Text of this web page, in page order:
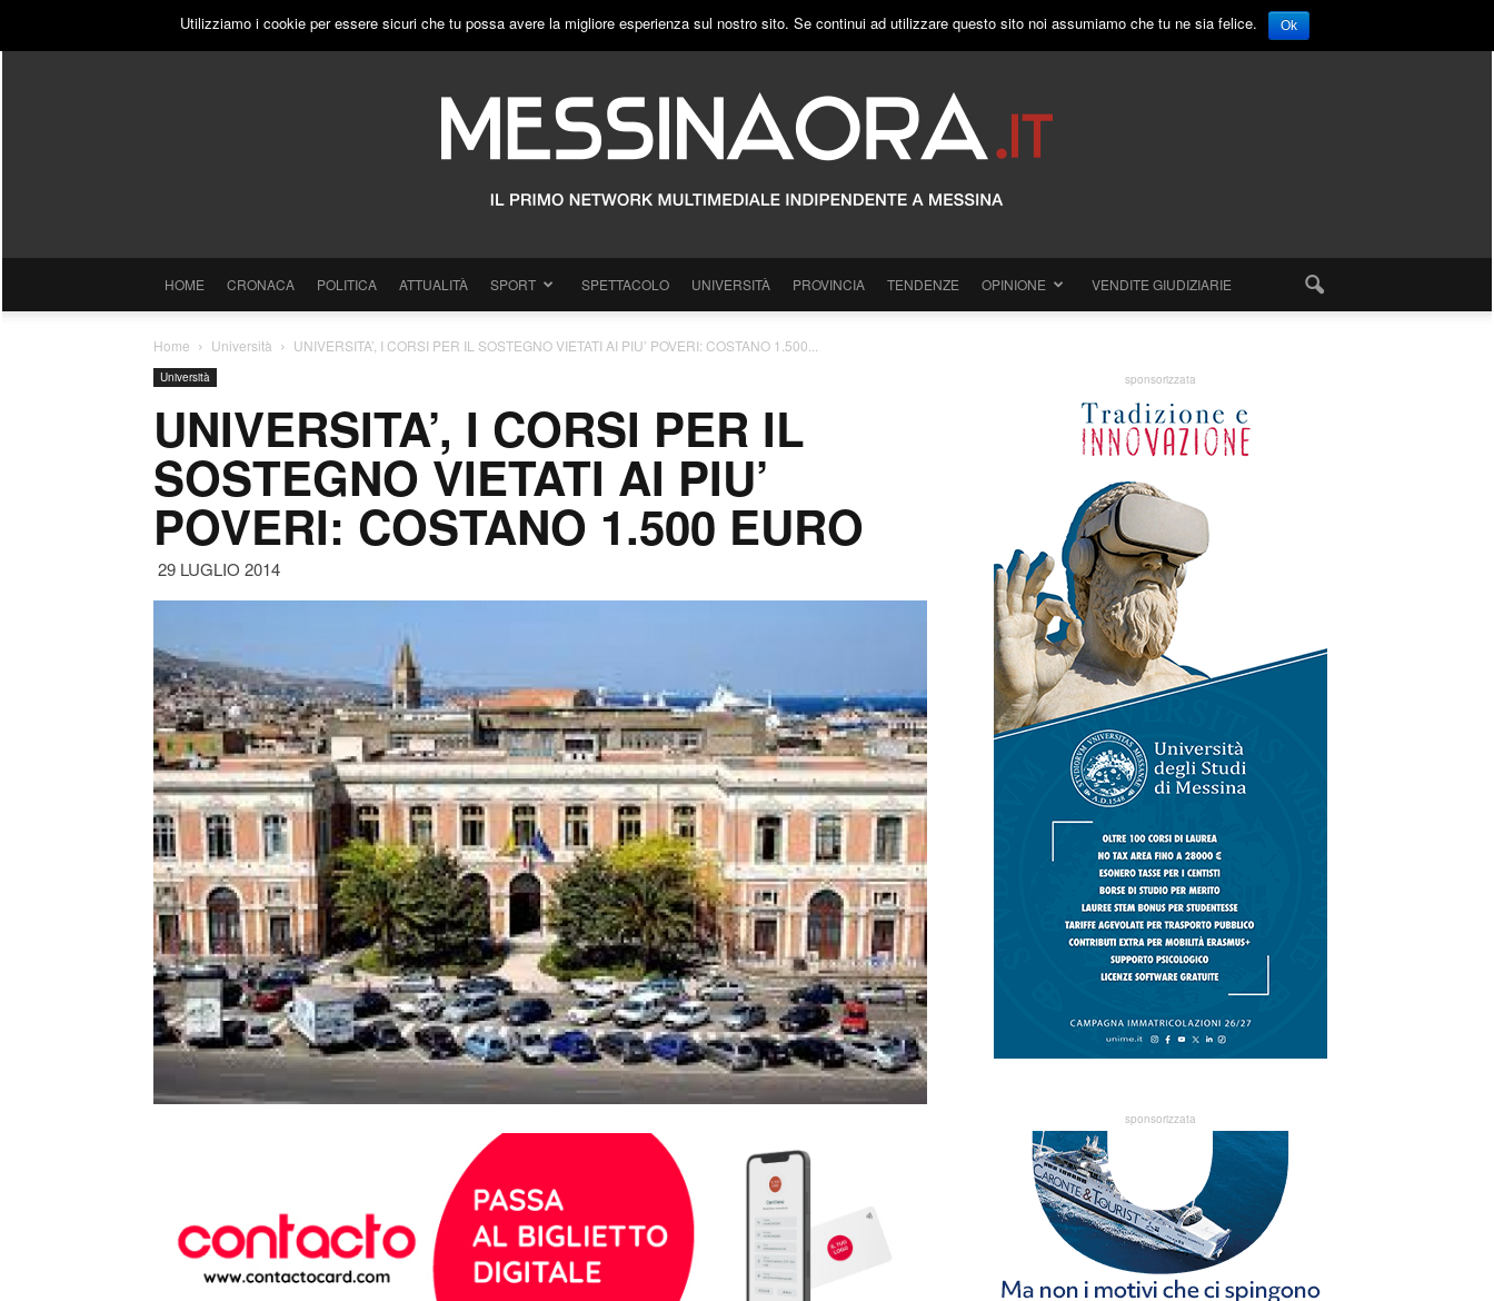
VENERDÌ, 7 AGOSTO 2026 PUBBLICITÀ
HOME CRONACA POLITICA ATTUALITÀ SPORT SPETTACOLO UNIVERSITÀ PROVINCIA TENDENZE OPINIONE VENDITE GIUDIZIARIE
Home Università UNIVERSITA’, I CORSI PER IL SOSTEGNO VIETATI AI PIU’ POVERI: COSTANO 1.500...
Università
UNIVERSITA’, I CORSI PER IL
SOSTEGNO VIETATI AI PIU’
POVERI: COSTANO 1.500 EURO
29 LUGLIO 2014
sponsorizzata
sponsorizzata
Utilizziamo i cookie per essere sicuri che tu possa avere la migliore esperienza sul nostro sito. Se continui ad utilizzare questo sito noi assumiamo che tu ne sia felice. Ok